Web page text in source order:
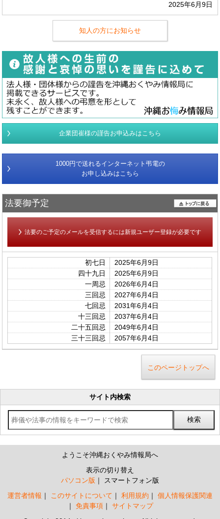
2025年6月9日
知人の方にお知らせ
企業団崔様の謹告お申込みはこちら
1000円で送れるインターネット弔電の
お申し込みはこちら
法要御予定
法要のご予定のメールを受信するには新規ユーザー登録が必要です
初七日
2025年6月9日
四十九日
2025年6月9日
一周忌
2026年6月4日
三回忌
2027年6月4日
七回忌
2031年6月4日
十三回忌
2037年6月4日
二十五回忌
2049年6月4日
三十三回忌
2057年6月4日
このページトップへ
サイト内検索
ようこそ沖縄おくやみ情報局へ
表示の切り替え
パソコン版
スマートフォン版
運営者情報
このサイトについて 利用規約
個人情報保護関連
免責事項
サイトマップ